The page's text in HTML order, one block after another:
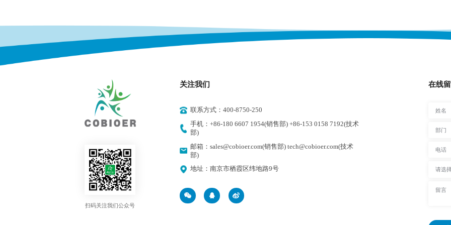
扫码关注我们公众号
关注我们
联系方式：400-8750-250
手机：+86-180 6607 1954(销售部) +86-153 0158 7192(技术
部)
邮箱：sales@cobioer.com(销售部) tech@cobioer.com(技术
部)
地址：南京市栖霞区纬地路9号
在线